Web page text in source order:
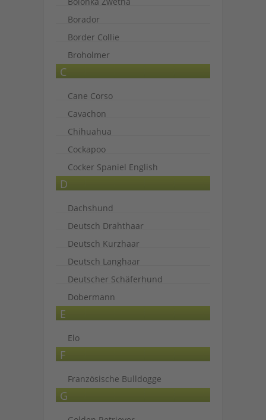
Borador
Border Collie
Broholmer
C
Cane Corso
Cavachon
Chihuahua
Cockapoo
Cocker Spaniel English
D
Dachshund
Deutsch Drahthaar
Deutsch Kurzhaar
Deutsch Langhaar
Deutscher Schäferhund
Dobermann
E
Elo
F
Französische Bulldogge
G